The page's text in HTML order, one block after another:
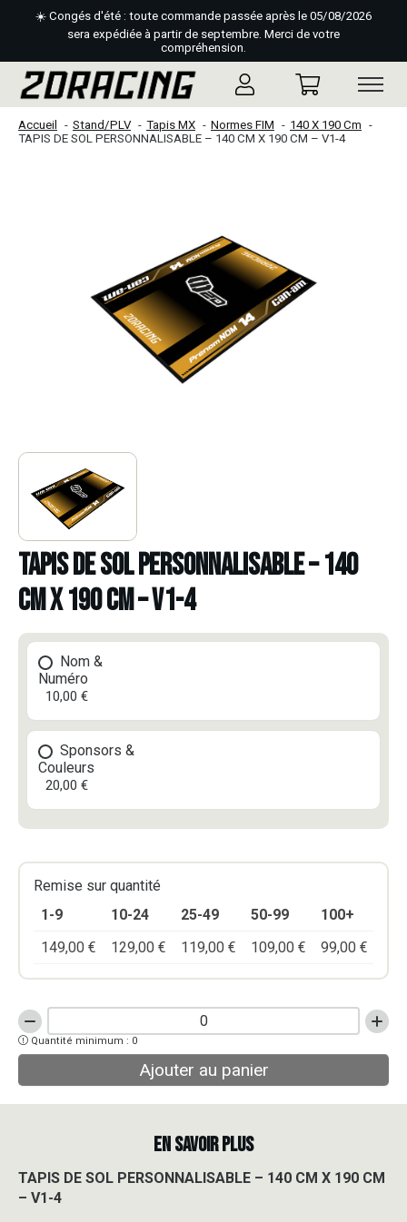
☀️ Congés d'été : toute commande passée après le 05/08/2026
sera expédiée à partir de septembre. Merci de votre
compréhension.
Accueil Stand/PLV Tapis MX Normes FIM
140 X 190 Cm
TAPIS DE SOL PERSONNALISABLE – 140 CM X 190 CM – V1-4
TAPIS DE SOL PERSONNALISABLE – 140
CM X 190 CM – V1-4
Nom &
Numéro
10,00 €
Sponsors &
Couleurs
20,00 €
Remise sur quantité
1-9
10-24 25-49 50-99
100+
149,00 € 129,00 € 119,00 € 109,00 € 99,00 €
quantité
de
TAPIS
DE
X
190
Quantité minimum : 0
Ajouter au panier
EN SAVOIR PLUS
TAPIS DE SOL PERSONNALISABLE – 140 CM X 190 CM
– V1-4